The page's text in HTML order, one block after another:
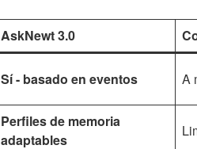
AskNewt 3.0
Sí - basado en eventos A
Perfiles de memoria
adaptables